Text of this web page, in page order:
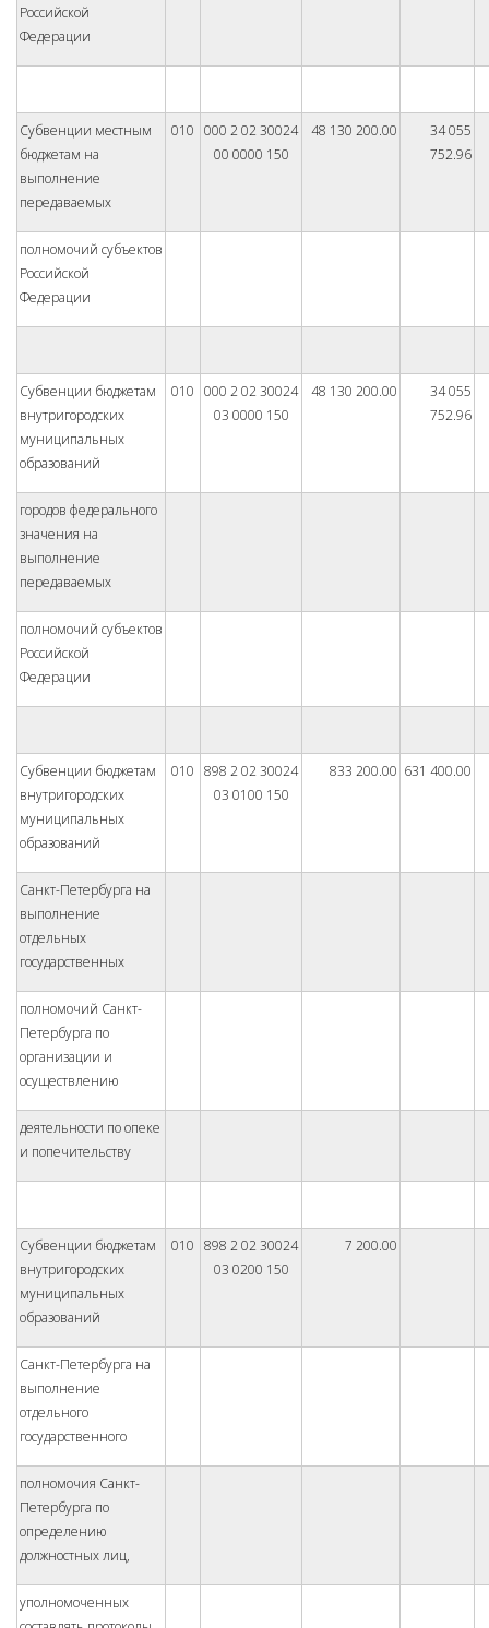
Российской
Федерации
Субвенции местным
бюджетам на
выполнение
передаваемых
010 000 2 02 30024
00 0000 150
48 130 200.00
34 055
752.96
полномочий субъектов
Российской
Федерации
Субвенции бюджетам
внутригородских
муниципальных
образований
010 000 2 02 30024
03 0000 150
48 130 200.00
34 055
752.96
городов федерального
значения на
выполнение
передаваемых
полномочий субъектов
Российской
Федерации
Субвенции бюджетам
внутригородских
муниципальных
образований
010 898 2 02 30024
03 0100 150
833 200.00 631 400.00
Санкт-Петербурга на
выполнение
отдельных
государственных
полномочий Санкт-
Петербурга по
организации и
осуществлению
деятельности по опеке
и попечительству
Субвенции бюджетам
внутригородских
муниципальных
образований
010 898 2 02 30024
03 0200 150
7 200.00
Санкт-Петербурга на
выполнение
отдельного
государственного
полномочия Санкт-
Петербурга по
определению
должностных лиц,
уполномоченных